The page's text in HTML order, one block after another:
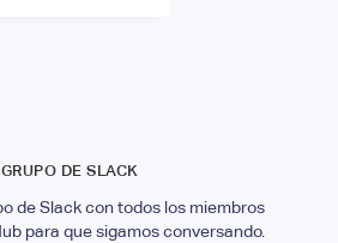
GRUPO DE SLACK
de Slack con todos los miembros
para que sigamos conversando.